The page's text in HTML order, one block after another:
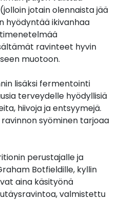
jotain olennaista jää
hyödyntää ikivanhaa
ravinteet hyvin
muotoon.
lisäksi fermentointi
terveydelle hyödyllisiä
hiivoja ja entsyymejä.
syöminen tarjoaa
perustajalle ja
Botfieldille, kyllin
aina käsityönä
valmistettu